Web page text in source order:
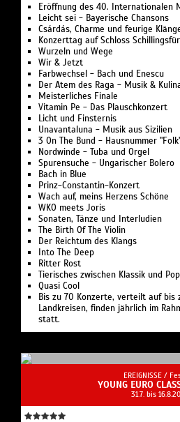
Eröffnung des 40. Internationalen
Leicht sei - Bayerische Chansons
Csárdás, Charme und feurige
Konzerttag auf Schloss
Wurzeln und Wege
Wir & Jetzt
Farbwechsel - Bach und Enescu
Der Atem des Raga - Musik &
Meisterliches Finale
Vitamin Pe - Das Plauschkonzert
Licht und Finsternis
Unavantaluna - Musik aus Sizilien
3 On The Bund - Hausnummer
Nordwinde - Tuba und Orgel
Spurensuche - Ungarischer Bolero
Bach in Blue
Prinz-Constantin-Konzert
Wach auf, meins Herzens Schöne
WKO meets Joris
Sonaten, Tänze und Interludien
The Birth Of The Violin
Der Reichtum des Klangs
Into The Deep
Ritter Rost
Tierisches zwischen Klassik und Pop
Quasi Cool
Bis zu 70 Konzerte, verteilt auf
Landkreisen, finden jährlich im
statt.
EREIGNISSE /
YOUNG EURO
31.7. bis